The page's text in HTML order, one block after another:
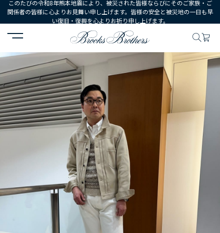
このたびの令和8年熊本地震により、被災された皆様ならびにそのご家族・ご
関係者の皆様に心よりお見舞い申し上げます。皆様の安全と被災地の一日も早
い復旧・復興を心よりお祈り申し上げます。
HOME コーディネート コーディネート詳細